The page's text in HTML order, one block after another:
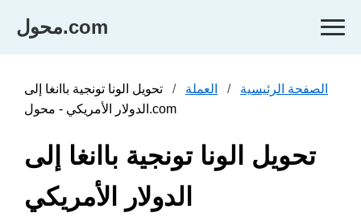
محول.com
الصفحة الرئيسية العملة
تحويل الونا تونجية باانغا إلى
الدولار الأمريكي - محول.com
تحويل الونا تونجية باانغا إلى
الدولار الأمريكي